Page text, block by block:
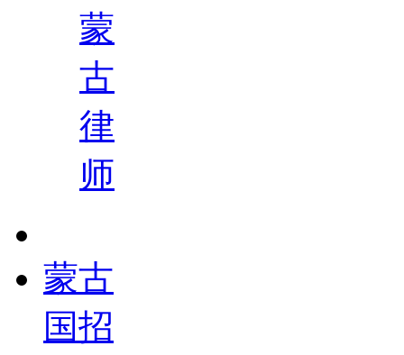
蒙
古
律
师
蒙古
国招